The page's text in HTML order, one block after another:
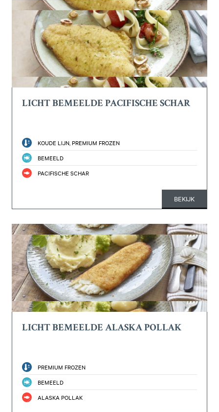
LICHT BEMEELDE PACIFISCHE SCHAR
KOUDE LIJN, PREMIUM FROZEN
BEMEELD
PACIFISCHE SCHAR
BEKIJK
LICHT BEMEELDE ALASKA POLLAK
PREMIUM FROZEN
BEMEELD
ALASKA POLLAK